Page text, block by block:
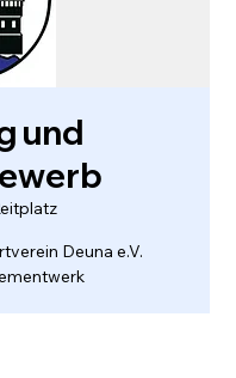
und
Deuna e.V.